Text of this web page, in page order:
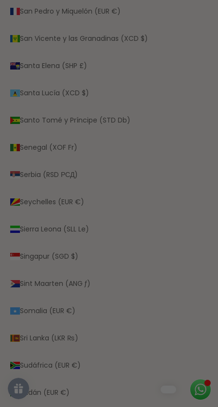
San Pedro y Miquelón (EUR €)
San Vicente y las Granadinas (XCD $)
Santa Elena (SHP £)
Santa Lucía (XCD $)
Santo Tomé y Príncipe (STD Db)
Senegal (XOF Fr)
Serbia (RSD РСД)
Seychelles (EUR €)
Sierra Leona (SLL Le)
Singapur (SGD $)
Sint Maarten (ANG ƒ)
Somalia (EUR €)
Sri Lanka (LKR ₨)
Sudáfrica (EUR €)
Sudán (EUR €)